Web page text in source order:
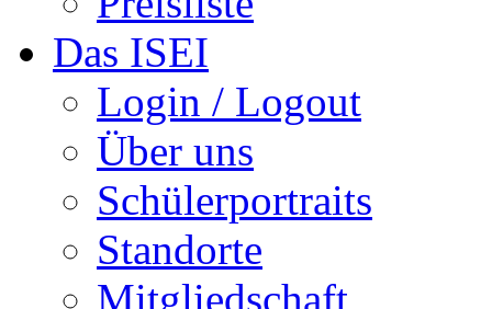
Das ISEI
Login / Logout
Über uns
Schülerportraits
Standorte
Mitgliedschaft